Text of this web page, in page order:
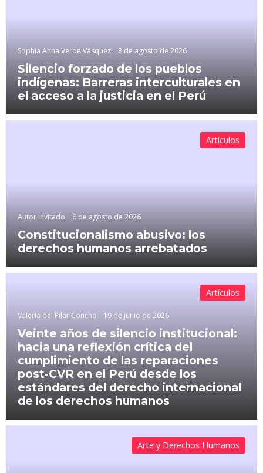
Sophia Anna Verde Vásquez 8 de agosto de 2026
Silencio forzado de los pueblos
indígenas: Barreras interculturales en
el acceso a la justicia en el Perú
Autor Invitado 6 de agosto de 2026
Constitucionalismo abusivo: los
derechos humanos arrebatados
Artículos
Valeria del Pilar Concha 19 de junio de 2026
Veinte años de silencio institucional:
hacia una reflexión crítica del
cumplimiento de las reparaciones
post-CVR en el Perú desde los
estándares del derecho internacional
de los derechos humanos
Artículos
Arte y Derechos Humanos